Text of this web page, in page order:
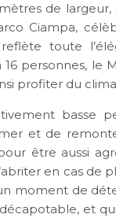
de
Ciampa,
toute
16 personnes, le
profiter du
basse
et de
être aussi
en cas de
moment de
et